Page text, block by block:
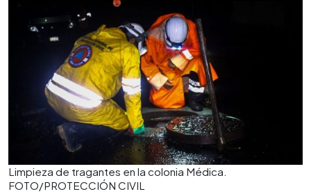
Limpieza de tragantes en la colonia Médica.
FOTO/PROTECCIÓN CIVIL